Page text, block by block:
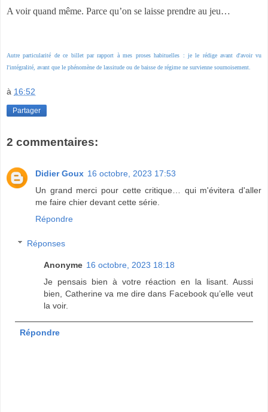
A voir quand même. Parce qu’on se laisse prendre au jeu…
Autre particularité de ce billet par rapport à mes proses habituelles : je le rédige avant d'avoir vu
l'intégralité, avant que le phénomène de lassitude ou de baisse de régime ne survienne sournoisement.
à 16:52
Partager
2 commentaires:
Didier Goux 16 octobre, 2023 17:53
Un grand merci pour cette critique… qui m'évitera d'aller
me faire chier devant cette série.
Répondre
Réponses
Anonyme 16 octobre, 2023 18:18
Je pensais bien à votre réaction en la lisant. Aussi
bien, Catherine va me dire dans Facebook qu’elle veut
la voir.
Répondre